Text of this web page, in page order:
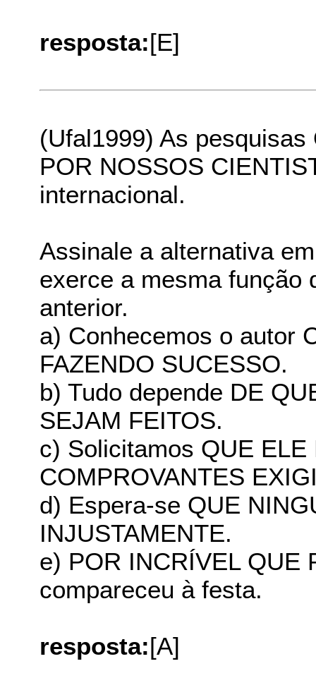
resposta:[E]
(Ufal1999) As
POR NOSSOS
internacional.
Assinale a alternativa
exerce a mesma função
anterior.
a) Conhecemos o autor
FAZENDO SUCESSO.
b) Tudo depende DE
SEJAM FEITOS.
c) Solicitamos QUE ELE
COMPROVANTES
d) Espera-se QUE
INJUSTAMENTE.
e) POR INCRÍVEL QUE
compareceu à festa.
resposta:[A]